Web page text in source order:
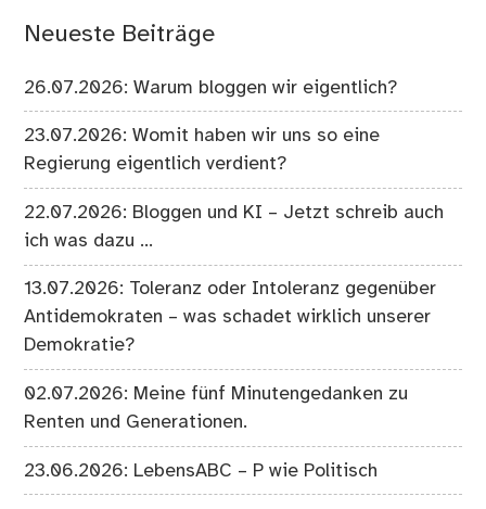
Neueste Beiträge
26.07.2026: Warum bloggen wir eigentlich?
23.07.2026: Womit haben wir uns so eine
Regierung eigentlich verdient?
22.07.2026: Bloggen und KI – Jetzt schreib auch
ich was dazu …
13.07.2026: Toleranz oder Intoleranz gegenüber
Antidemokraten – was schadet wirklich unserer
Demokratie?
02.07.2026: Meine fünf Minutengedanken zu
Renten und Generationen.
23.06.2026: LebensABC – P wie Politisch